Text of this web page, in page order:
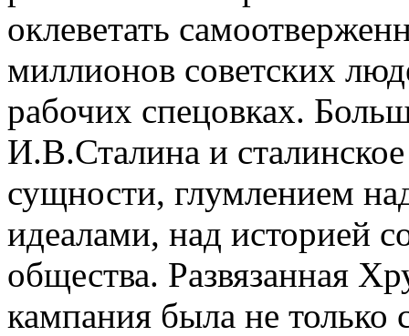
оклеветать
миллионов советских
рабочих спецовках.
И.В.Сталина и
сущности, глумлением
идеалами, над историей
общества. Развязанная
кампания была не только